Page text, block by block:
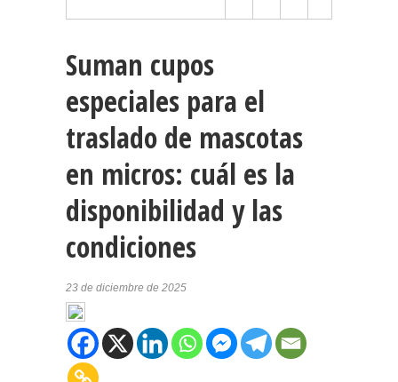
Suman cupos
especiales para el
traslado de mascotas
en micros: cuál es la
disponibilidad y las
condiciones
23 de diciembre de 2025